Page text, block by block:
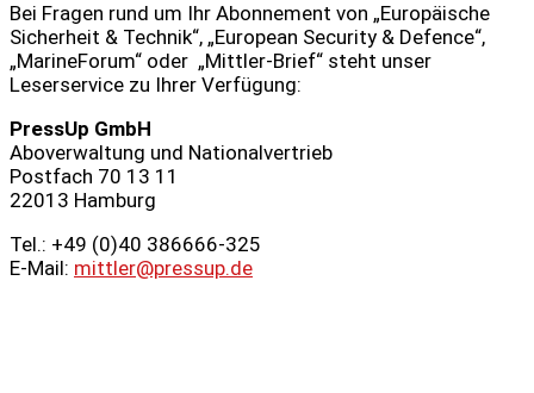
Bei Fragen rund um Ihr Abonnement von „Europäische
Sicherheit & Technik“, „European Security & Defence“,
„MarineForum“ oder „Mittler-Brief“ steht unser
Leserservice zu Ihrer Verfügung:
PressUp GmbH
Aboverwaltung und Nationalvertrieb
Postfach 70 13 11
22013 Hamburg
Tel.: +49 (0)40 386666‑325
E-Mail: mittler@pressup.de